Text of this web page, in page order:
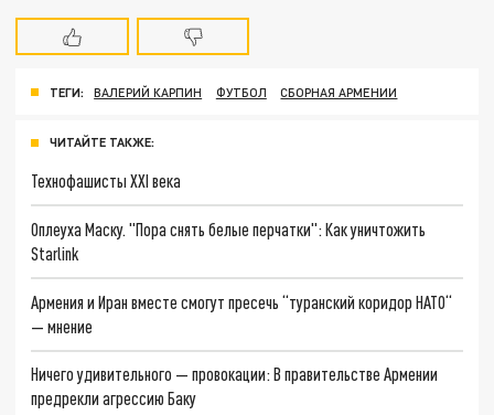
ТЕГИ: ВАЛЕРИЙ КАРПИН ФУТБОЛ СБОРНАЯ АРМЕНИИ
ЧИТАЙТЕ ТАКЖЕ:
Технофашисты XXI века
Оплеуха Маску. "Пора снять белые перчатки": Как уничтожить
Starlink
Армения и Иран вместе смогут пресечь “туранский коридор НАТО“
— мнение
Ничего удивительного — провокации: В правительстве Армении
предрекли агрессию Баку